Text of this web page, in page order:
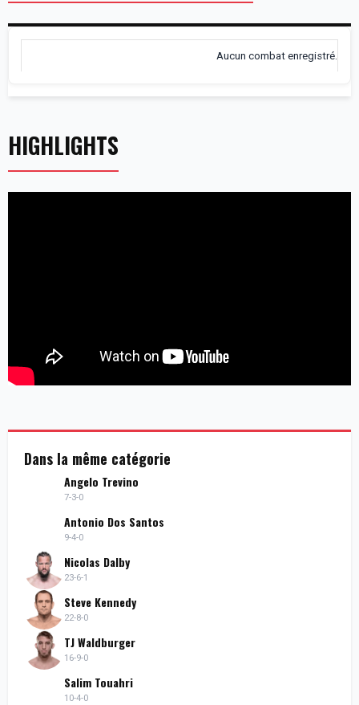
Aucun combat enregistré.
HIGHLIGHTS
Dans la même catégorie
Angelo Trevino
7-3-0
Antonio Dos Santos
9-4-0
Nicolas Dalby
23-6-1
Steve Kennedy
22-8-0
TJ Waldburger
16-9-0
Salim Touahri
10-4-0